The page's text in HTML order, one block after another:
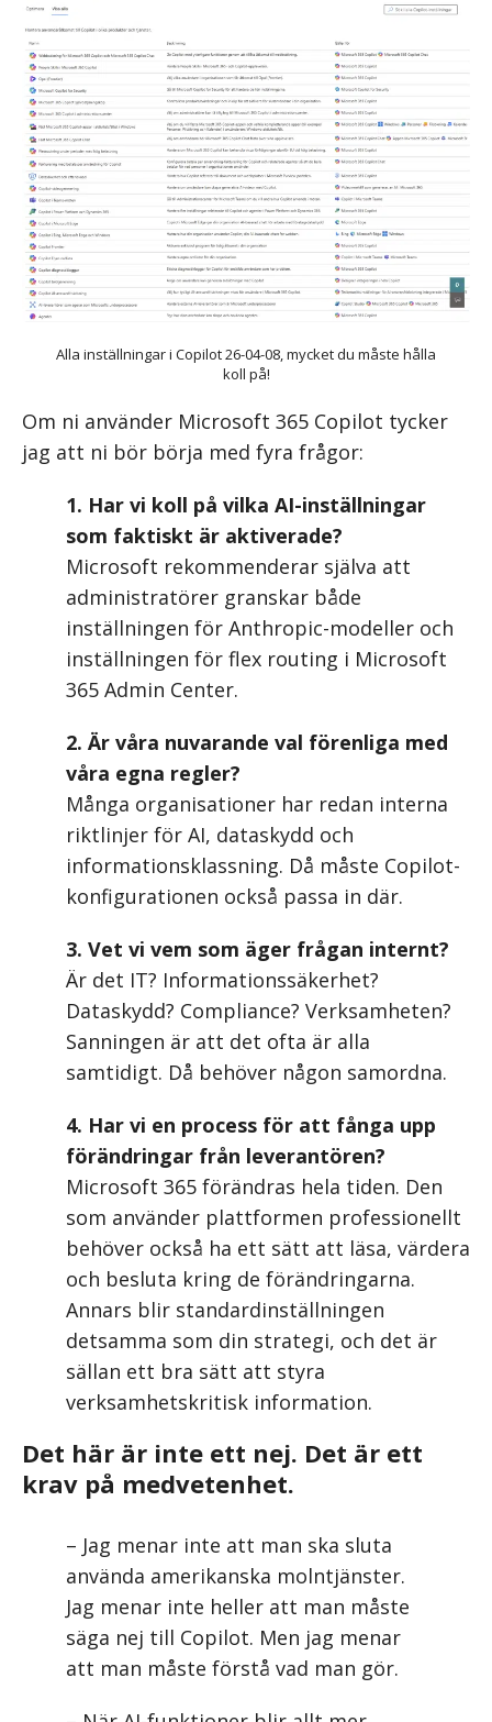
Alla inställningar i Copilot 26-04-08, mycket du måste hålla
koll på!
Om ni använder Microsoft 365 Copilot tycker
jag att ni bör börja med fyra frågor:
1. Har vi koll på vilka AI-inställningar
som faktiskt är aktiverade?
Microsoft rekommenderar själva att
administratörer granskar både
inställningen för Anthropic-modeller och
inställningen för flex routing i Microsoft
365 Admin Center.
2. Är våra nuvarande val förenliga med
våra egna regler?
Många organisationer har redan interna
riktlinjer för AI, dataskydd och
informationsklassning. Då måste Copilot-
konfigurationen också passa in där.
3. Vet vi vem som äger frågan internt?
Är det IT? Informationssäkerhet?
Dataskydd? Compliance? Verksamheten?
Sanningen är att det ofta är alla
samtidigt. Då behöver någon samordna.
4. Har vi en process för att fånga upp
förändringar från leverantören?
Microsoft 365 förändras hela tiden. Den
som använder plattformen professionellt
behöver också ha ett sätt att läsa, värdera
och besluta kring de förändringarna.
Annars blir standardinställningen
detsamma som din strategi, och det är
sällan ett bra sätt att styra
verksamhetskritisk information.
Det här är inte ett nej. Det är ett
krav på medvetenhet.
– Jag menar inte att man ska sluta
använda amerikanska molntjänster.
Jag menar inte heller att man måste
säga nej till Copilot. Men jag menar
att man måste förstå vad man gör.